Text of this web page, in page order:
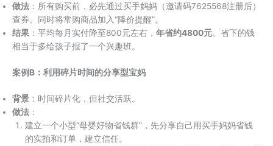
做法 ：所有购买前，必先通过买手妈妈（邀请码7625568注册后）
查券。同时将常购商品加入“降价提醒”。
结果 ：平均每月实付降至800元左右， 年省约4800元。省下的钱
相当于多给孩子报了一个兴趣班。
案例B：利用碎片时间的分享型宝妈
背景 ：时间碎片化，但社交活跃。
做法 ：
建立一个小型“母婴好物省钱群”，先分享自己用买手妈妈省钱
的实拍和订单，建立信任。